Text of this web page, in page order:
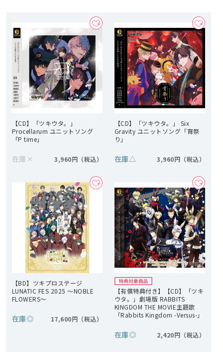
【CD】「ツキウタ。」
Procellarum ユニットソング
「P time」
在庫 × 3,960円
【CD】「ツキウタ。」 Six
Gravity ユニットソング「宵祭
り」
在庫△ 3,960円
【BD】ツキプロステージ
LUNATIC FES 2025 ～NOBLE
FLOWERS～
在庫◎ 17,600円
【有償特典付き】【CD】「ツキ
ウタ。」劇場版 RABBITS
KINGDOM THE MOVIE主題歌
「Rabbits Kingdom -Versus-」
在庫◎ 2,420円